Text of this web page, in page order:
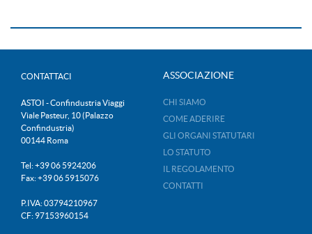
CONTATTACI
ASTOI - Confindustria Viaggi
Viale Pasteur, 10 (Palazzo
Confindustria)
00144 Roma
Tel: +39 06 5924206
Fax: +39 06 5915076
P.IVA: 03794210967
CF: 97153960154
ASSOCIAZIONE
CHI SIAMO
COME ADERIRE
GLI ORGANI STATUTARI
LO STATUTO
IL REGOLAMENTO
CONTATTI